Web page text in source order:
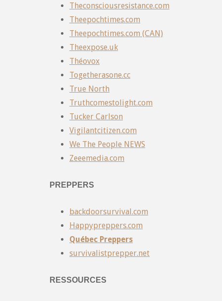
Theconsciousresistance.com
Theepochtimes.com
Theepochtimes.com (CAN)
Theexpose.uk
Théovox
Togetherasone.cc
True North
Truthcomestolight.com
Tucker Carlson
Vigilantcitizen.com
We The People NEWS
Zeeemedia.com
PREPPERS
backdoorsurvival.com
Happypreppers.com
Québec Preppers
survivalistprepper.net
RESSOURCES